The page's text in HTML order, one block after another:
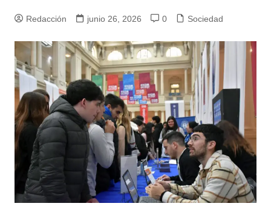
Redacción junio 26, 2026 0 Sociedad